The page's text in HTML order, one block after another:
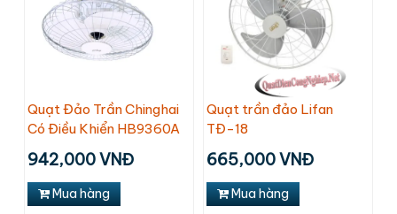
Quạt Đảo Trần Chinghai
Có Điều Khiển HB9360A
942,000 VNĐ
Mua hàng
Quạt trần đảo Lifan
TĐ-18
665,000 VNĐ
Mua hàng